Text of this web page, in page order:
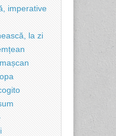
imperative
la zi